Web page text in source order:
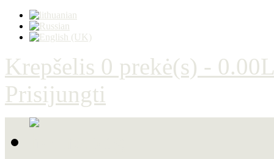
Krepšelis 0 prekė(s) -
Prisijungti